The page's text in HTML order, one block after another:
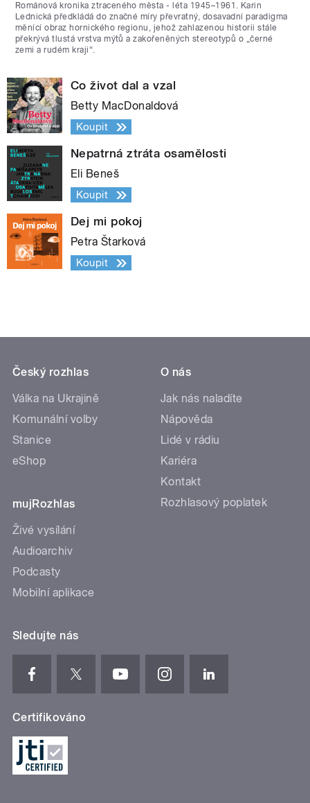
Románová kronika ztraceného města - léta 1945–1961. Karin
Lednická předkládá do značné míry převratný, dosavadní paradigma
měnící obraz hornického regionu, jehož zahlazenou historii stále
překrývá tlustá vrstva mýtů a zakořeněných stereotypů o „černé
zemi a rudém kraji“.
Co život dal a vzal
Betty MacDonaldová
Koupit
Nepatrná ztráta osamělosti
Eli Beneš
Koupit
Dej mi pokoj
Petra Štarková
Koupit
Český rozhlas
Válka na Ukrajině
Komunální volby
Stanice
eShop
mujRozhlas
Živé vysílání
Audioarchiv
Podcasty
Mobilní aplikace
O nás
Jak nás naladíte
Nápověda
Lidé v rádiu
Kariéra
Kontakt
Rozhlasový poplatek
Sledujte nás
Certifikováno